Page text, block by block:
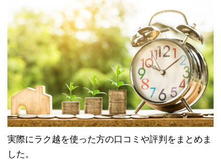
実際にラク越を使った方の口コミや評判をまとめま
した。